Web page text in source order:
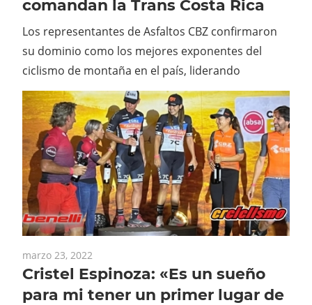
comandan la Trans Costa Rica
Los representantes de Asfaltos CBZ confirmaron
su dominio como los mejores exponentes del
ciclismo de montaña en el país, liderando
marzo 23, 2022
Cristel Espinoza: «Es un sueño
para mi tener un primer lugar de